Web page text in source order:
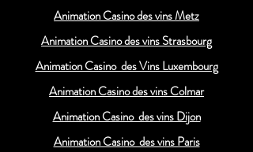
Animation Casino des vins Metz
Animation Casino des vins Strasbourg
Animation Casino des Vins Luxembourg
Animation Casino des vins Colmar
Animation Casino des vins Dijon
Animation Casino des vins Paris